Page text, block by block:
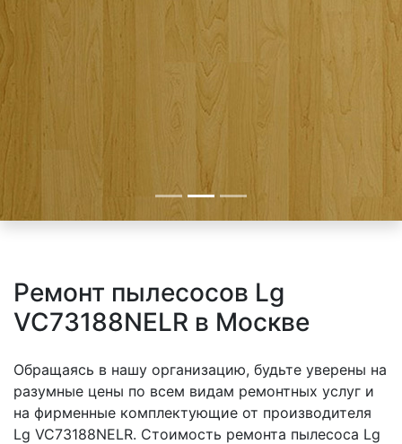
Ремонт пылесосов Lg
VC73188NELR в Москве
Обращаясь в нашу организацию, будьте уверены на
разумные цены по всем видам ремонтных услуг и
на фирменные комплектующие от производителя
Lg VC73188NELR. Стоимость ремонта пылесоса Lg